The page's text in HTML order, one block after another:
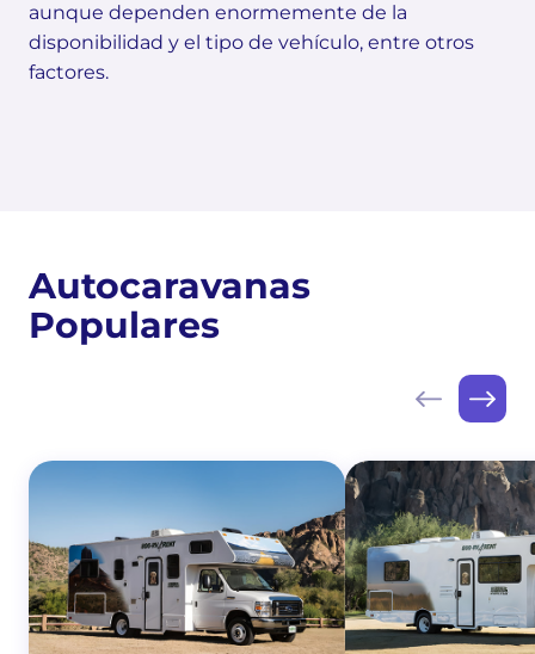
aunque dependen enormemente de la
disponibilidad y el tipo de vehículo, entre otros
factores.
Autocaravanas
Populares